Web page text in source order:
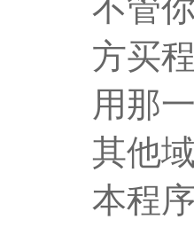
不管
方买
用那
其他
本程